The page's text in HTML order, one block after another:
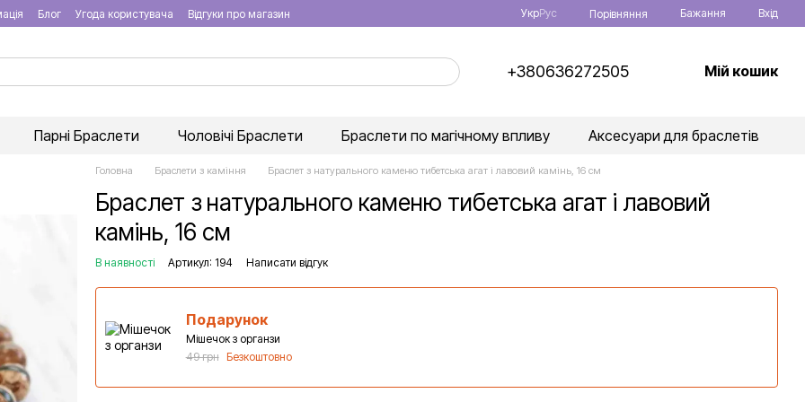
Блог Угода користувача Відгуки про магазин УкрРус Порівняння Бажання Вхід
+380636272505 Мій кошик
Парні Браслети Чоловічі Браслети Браслети по магічному впливу Аксесуари для браслетів
Головна Браслети з каміння Браслет з натурального каменю тибетська агат і лавовий камінь, 16 см
Браслет з натурального каменю тибетська агат і лавовий
камінь, 16 см
В наявності Артикул: 194 Написати відгук
Подарунок
Мішечок з органзи
49 грн
Безкоштовно